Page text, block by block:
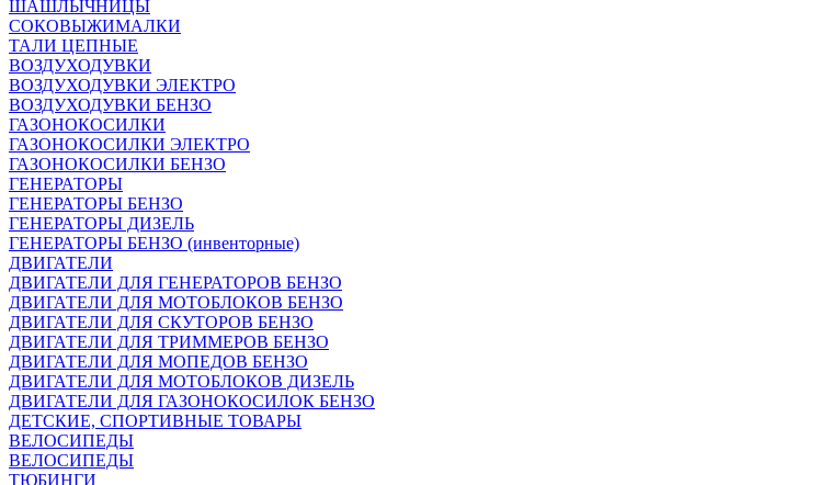
ШАШЛЫЧНИЦЫ
СОКОВЫЖИМАЛКИ
ТАЛИ ЦЕПНЫЕ
ВОЗДУХОДУВКИ
ВОЗДУХОДУВКИ ЭЛЕКТРО
ВОЗДУХОДУВКИ БЕНЗО
ГАЗОНОКОСИЛКИ
ГАЗОНОКОСИЛКИ ЭЛЕКТРО
ГАЗОНОКОСИЛКИ БЕНЗО
ГЕНЕРАТОРЫ
ГЕНЕРАТОРЫ БЕНЗО
ГЕНЕРАТОРЫ ДИЗЕЛЬ
ГЕНЕРАТОРЫ БЕНЗО (инвенторные)
ДВИГАТЕЛИ
ДВИГАТЕЛИ ДЛЯ ГЕНЕРАТОРОВ БЕНЗО
ДВИГАТЕЛИ ДЛЯ МОТОБЛОКОВ БЕНЗО
ДВИГАТЕЛИ ДЛЯ СКУТОРОВ БЕНЗО
ДВИГАТЕЛИ ДЛЯ ТРИММЕРОВ БЕНЗО
ДВИГАТЕЛИ ДЛЯ МОПЕДОВ БЕНЗО
ДВИГАТЕЛИ ДЛЯ МОТОБЛОКОВ ДИЗЕЛЬ
ДВИГАТЕЛИ ДЛЯ ГАЗОНОКОСИЛОК БЕНЗО
ДЕТСКИЕ, СПОРТИВНЫЕ ТОВАРЫ
ВЕЛОСИПЕДЫ
ВЕЛОСИПЕДЫ
ТЮБИНГИ